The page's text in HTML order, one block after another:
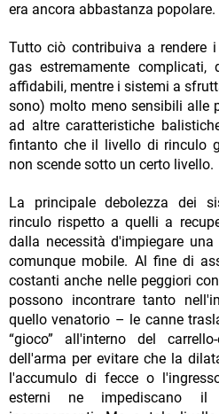
era ancora abbastanza popolare.
Tutto ciò contribuiva a rendere
gas estremamente
affidabili, mentre i sistemi a
sono) molto meno sensibili alle
ad altre caratteristiche
fintanto che il livello di rinculo
non scende sotto un certo livello.
La principale debolezza dei
rinculo rispetto a quelli a
dalla necessità d'impiegare
comunque mobile. Al fine di
costanti anche nelle peggiori
possono incontrare tanto
quello venatorio – le canne
“gioco” all'interno del
dell'arma per evitare che la
l'accumulo di fecce o
esterni ne impediscano il